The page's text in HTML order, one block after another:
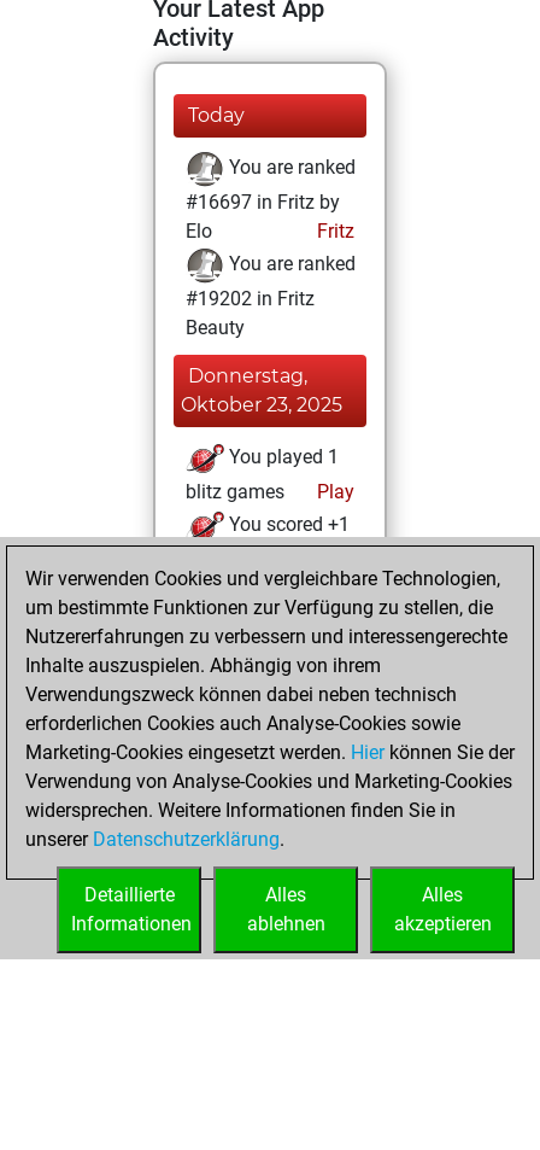
Your Latest App
Activity
Today
You are ranked
#16697 in Fritz by
Elo
Fritz
You are ranked
#19202 in Fritz
Beauty
Donnerstag,
Oktober 23, 2025
You played 1
blitz games
Play
You scored +1
Donnerstag,
Oktober 16, 2025
You achieved a
BeautyScore of 4
Fritz
You
achieved a new Elo
of 1584
You created
your Fritz account
Wir verwenden Cookies und vergleichbare Technologien,
um bestimmte Funktionen zur Verfügung zu stellen, die
Nutzererfahrungen zu verbessern und interessengerechte
Inhalte auszuspielen. Abhängig von ihrem
Verwendungszweck können dabei neben technisch
erforderlichen Cookies auch Analyse-Cookies sowie
Marketing-Cookies eingesetzt werden. Hierkönnen Sie der
Verwendung von Analyse-Cookies und Marketing-Cookies
widersprechen. Weitere Informationen finden Sie in
unserer Datenschutzerklärung.
Alles
akzeptieren
Alles
ablehnen
Detaillierte
Informationen